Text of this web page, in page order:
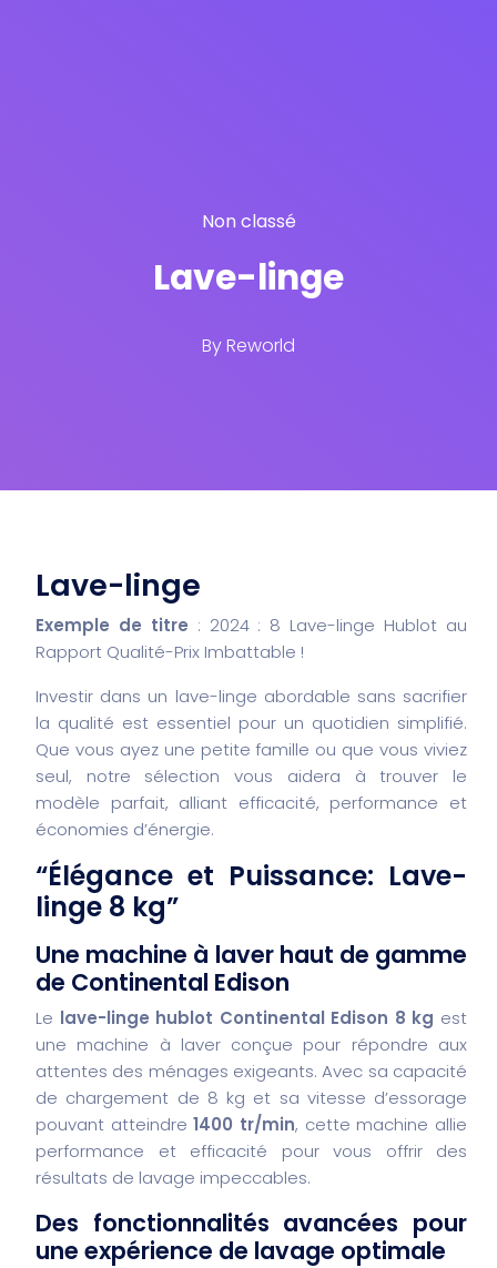
Non classé
Lave-linge
ByReworld
Lave-linge
Exemple de titre : 2024 : 8 Lave-linge Hublot au
Rapport Qualité-Prix Imbattable !
Investir dans un lave-linge abordable sans sacrifier
la qualité est essentiel pour un quotidien simplifié.
Que vous ayez une petite famille ou que vous viviez
seul, notre sélection vous aidera à trouver le
modèle parfait, alliant efficacité, performance et
économies d’énergie.
“Élégance et Puissance: Lave-
linge 8 kg”
Une machine à laver haut de gamme
de Continental Edison
Le lave-linge hublot Continental Edison 8 kg est
une machine à laver conçue pour répondre aux
attentes des ménages exigeants. Avec sa capacité
de chargement de 8 kg et sa vitesse d’essorage
pouvant atteindre1400 tr/min, cette machine allie
performance et efficacité pour vous offrir des
résultats de lavage impeccables.
Des fonctionnalités avancées pour
une expérience de lavage optimale